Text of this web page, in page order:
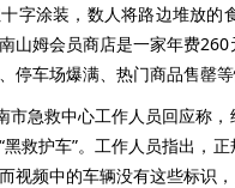
字涂装，数人将路边堆放
山姆会员商店是一家年费
停车场爆满、热门商品售罄等
急救中心工作人员回应称，
救护车”。工作人员指出，
视频中的车辆没有这些标识